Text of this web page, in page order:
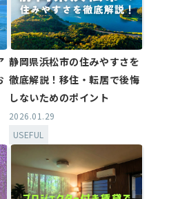
静岡県浜松市の住みやすさを
徹底解説！移住・転居で後悔
しないためのポイント
2026.01.29
USEFUL